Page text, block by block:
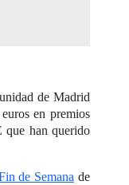
de Madrid
en premios
que han querido
de Semana de